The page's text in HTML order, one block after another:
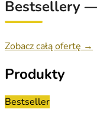
Bestsellery
Zobacz całą ofertę →
Produkty
Bestseller